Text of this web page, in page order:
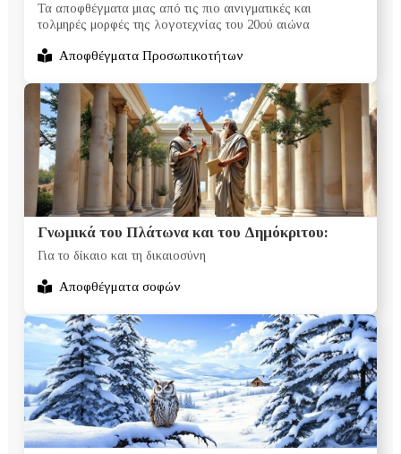
Τα αποφθέγματα μιας από τις πιο αινιγματικές και
τολμηρές μορφές της λογοτεχνίας του 20ού αιώνα
Αποφθέγματα Προσωπικοτήτων
Γνωμικά του Πλάτωνα και του Δημόκριτου:
Για το δίκαιο και τη δικαιοσύνη
Αποφθέγματα σοφών